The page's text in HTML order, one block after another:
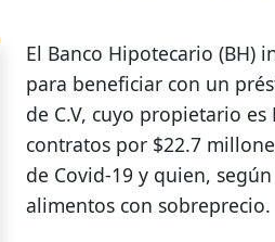
El Banco Hipotecario (BH)
para beneficiar con un
de C.V, cuyo propietario
contratos por $22.7
de Covid-19 y quien,
alimentos con sobreprecio.